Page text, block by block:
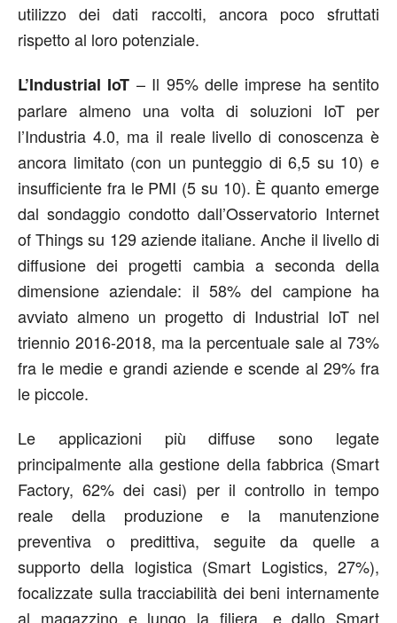
utilizzo dei dati raccolti, ancora poco sfruttati
rispetto al loro potenziale.
L’Industrial IoT – Il 95% delle imprese ha sentito
parlare almeno una volta di soluzioni IoT per
l’Industria 4.0, ma il reale livello di conoscenza è
ancora limitato (con un punteggio di 6,5 su 10) e
insufficiente fra le PMI (5 su 10). È quanto emerge
dal sondaggio condotto dall’Osservatorio Internet
of Things su 129 aziende italiane. Anche il livello di
diffusione dei progetti cambia a seconda della
dimensione aziendale: il 58% del campione ha
avviato almeno un progetto di Industrial IoT nel
triennio 2016-2018, ma la percentuale sale al 73%
fra le medie e grandi aziende e scende al 29% fra
le piccole.
Le applicazioni più diffuse sono legate
principalmente alla gestione della fabbrica (Smart
Factory, 62% dei casi) per il controllo in tempo
reale della produzione e la manutenzione
preventiva o predittiva, seguite da quelle a
supporto della logistica (Smart Logistics, 27%),
focalizzate sulla tracciabilità dei beni internamente
al magazzino e lungo la filiera, e dallo Smart